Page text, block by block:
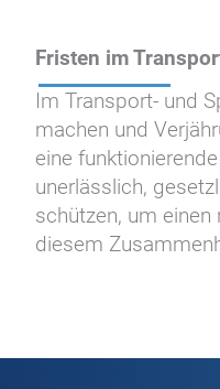
Fristen im
Im Transport- und
machen und
eine
unerlässlich,
schützen, um
diesem